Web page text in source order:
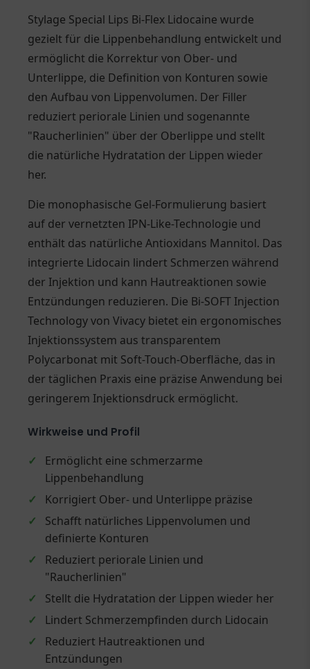
Stylage Special Lips Bi-Flex Lidocaine wurde
gezielt für die Lippenbehandlung entwickelt und
ermöglicht die Korrektur von Ober- und
Unterlippe, die Definition von Konturen sowie
den Aufbau von Lippenvolumen. Der Filler
reduziert periorale Linien und sogenannte
"Raucherlinien" über der Oberlippe und stellt
die natürliche Hydratation der Lippen wieder
her.
Die monophasische Gel-Formulierung basiert
auf der vernetzten IPN-Like-Technologie und
enthält das natürliche Antioxidans Mannitol. Das
integrierte Lidocain lindert Schmerzen während
der Injektion und kann Hautreaktionen sowie
Entzündungen reduzieren. Die Bi-SOFT Injection
Technology von Vivacy bietet ein ergonomisches
Injektionssystem aus transparentem
Polycarbonat mit Soft-Touch-Oberfläche, das in
der täglichen Praxis eine präzise Anwendung bei
geringerem Injektionsdruck ermöglicht.
Wirkweise und Profil
✓
Ermöglicht eine schmerzarme
Lippenbehandlung
✓
Korrigiert Ober- und Unterlippe präzise
✓
Schafft natürliches Lippenvolumen und
definierte Konturen
✓
Reduziert periorale Linien und
"Raucherlinien"
✓
Stellt die Hydratation der Lippen wieder her
✓
Lindert Schmerzempfinden durch Lidocain
✓
Reduziert Hautreaktionen und
Entzündungen